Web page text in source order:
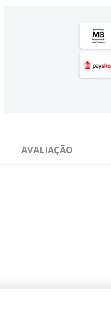
AVALIAÇÃO